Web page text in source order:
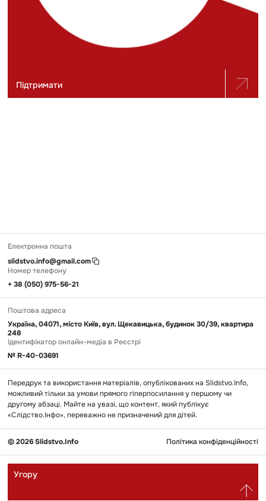
Підтримати
Передрук та використання матеріалів, опублікованих на Slidstvo.Info,
можливий тільки за умови прямого гіперпосилання у першому чи
другому абзаці. Майте на увазі, що контент, який публікує
«Слідство.Інфо», переважно не призначений для дітей.
© 2026 Slidstvo.Info Політика конфіденційності
Електронна пошта
slidstvo.info@gmail.com
Номер телефону
+ 38 (050) 975-56-21
Поштова адреса
Україна, 04071, місто Київ, вул. Щекавицька, будинок 30/39, квартира
248
Ідентифікатор онлайн-медіа в Реєстрі
№ R-40-03691
Угору